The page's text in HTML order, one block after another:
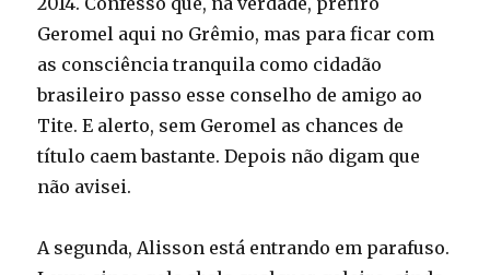
Geromel aqui no Grêmio, mas para ficar com
as consciência tranquila como cidadão
brasileiro passo esse conselho de amigo ao
Tite. E alerto, sem Geromel as chances de
título caem bastante. Depois não digam que
não avisei.
A segunda, Alisson está entrando em parafuso.